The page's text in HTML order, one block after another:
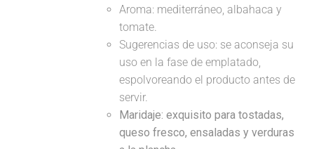
Aroma: mediterráneo, albahaca y
tomate.
Sugerencias de uso: se aconseja su
uso en la fase de emplatado,
espolvoreando el producto antes de
servir.
Maridaje: exquisito para tostadas,
queso fresco, ensaladas y verduras